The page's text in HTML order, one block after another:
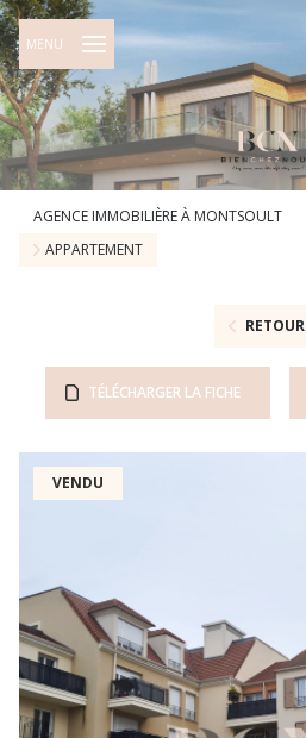
MENU
AGENCE IMMOBILIÈRE À MONTSOULT
APPARTEMENT
RETOUR
TÉLÉCHARGER LA FICHE
VENDU